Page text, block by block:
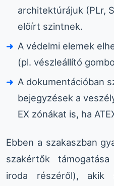
architektúrájuk (PLr,
előírt szintnek.
A védelmi elemek
(pl. vészleállító
A dokumentációban
bejegyzések a
EX zónákat is, ha
Ebben a szakaszban
szakértők
iroda részéről),